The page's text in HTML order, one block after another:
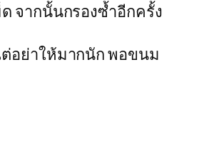
จากนั้นกรองซ้ำอีกครั้ง
อย่าให้มากนัก พอขนม